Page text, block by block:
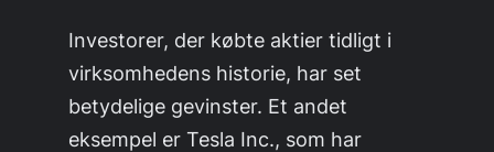
Investorer, der købte aktier tidligt i
virksomhedens historie, har set
betydelige gevinster. Et andet
eksempel er Tesla Inc., som har